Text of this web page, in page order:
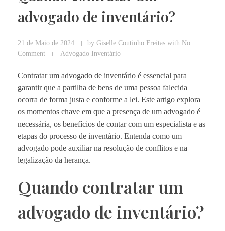
advogado de inventário?
21 de Maio de 2024 by Giselle Coutinho Freitas with No
Comment
Advogado Inventário
Contratar um advogado de inventário é essencial para
garantir que a partilha de bens de uma pessoa falecida
ocorra de forma justa e conforme a lei. Este artigo explora
os momentos chave em que a presença de um advogado é
necessária, os benefícios de contar com um especialista e as
etapas do processo de inventário. Entenda como um
advogado pode auxiliar na resolução de conflitos e na
legalização da herança.
Quando contratar um
advogado de inventário?